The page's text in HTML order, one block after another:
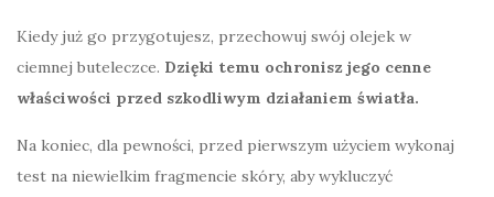
Kiedy już go przygotujesz, przechowuj swój olejek w
ciemnej buteleczce. Dzięki temu ochronisz jego cenne
właściwości przed szkodliwym działaniem światła.
Na koniec, dla pewności, przed pierwszym użyciem wykonaj
test na niewielkim fragmencie skóry, aby wykluczyć